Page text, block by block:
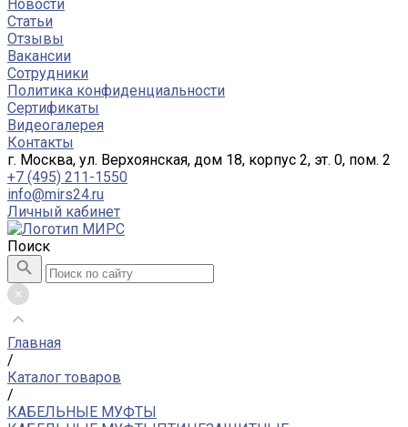
Новости
Статьи
Отзывы
Вакансии
Сотрудники
Политика конфиденциальности
Сертификаты
Видеогалерея
Контакты
г. Москва, ул. Верхоянская, дом 18, корпус 2, эт. 0, пом. 2
+7 (495) 211-1550
info@mirs24.ru
Личный кабинет
Поиск
Главная
/
Каталог товаров
/
КАБЕЛЬНЫЕ МУФТЫ